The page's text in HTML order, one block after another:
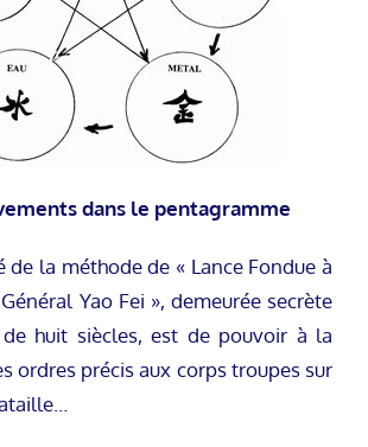
dans le pentagramme
de la méthode de « Lance Fondue à
Yao Fei », demeurée secrète
huit siècles, est de pouvoir à la
ordres précis aux corps troupes sur